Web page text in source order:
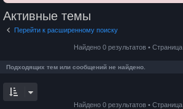
Активные темы
Перейти к расширенному поиску
Найдено 0 результатов • Страница
Подходящих тем или сообщений не найдено.
Найдено 0 результатов • Страница